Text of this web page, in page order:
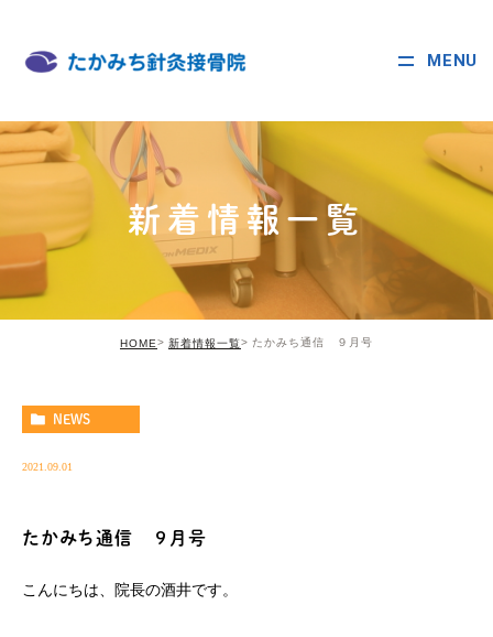
MENU
新着情報一覧
HOME 新着情報一覧 たかみち通信 ９月号
NEWS
2021.09.01
たかみち通信 ９月号
こんにちは、院長の酒井です。